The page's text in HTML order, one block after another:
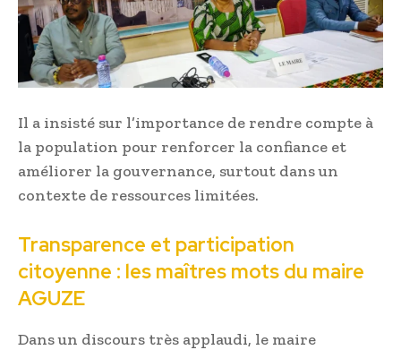
Il a insisté sur l’importance de rendre compte à
la population pour renforcer la confiance et
améliorer la gouvernance, surtout dans un
contexte de ressources limitées.
Transparence et participation
citoyenne : les maîtres mots du maire
AGUZE
Dans un discours très applaudi, le maire